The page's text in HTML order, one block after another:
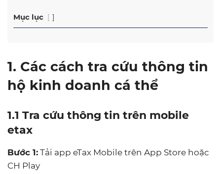
Mục lục
1. Các cách tra cứu thông tin
hộ kinh doanh cá thể
1.1 Tra cứu thông tin trên mobile
etax
Bước 1: Tải app eTax Mobile trên App Store hoặc
CH Play